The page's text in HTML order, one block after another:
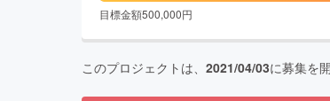
目標金額500,000円
このプロジェクトは、 2021/04/03に募集を